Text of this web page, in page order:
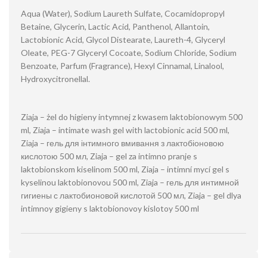
Aqua (Water), Sodium Laureth Sulfate, Cocamidopropyl
Betaine, Glycerin, Lactic Acid, Panthenol, Allantoin,
Lactobionic Acid, Glycol Distearate, Laureth-4, Glyceryl
Oleate, PEG-7 Glyceryl Cocoate, Sodium Chloride, Sodium
Benzoate, Parfum (Fragrance), Hexyl Cinnamal, Linalool,
Hydroxycitronellal.
Ziaja – żel do higieny intymnej z kwasem laktobionowym 500
ml, Ziaja – intimate wash gel with lactobionic acid 500 ml,
Ziaja – гель для інтимного вмивання з лактобіоновою
кислотою 500 мл, Ziaja – gel za intimno pranje s
laktobionskom kiselinom 500 ml, Ziaja – intimní mycí gel s
kyselinou laktobionovou 500 ml, Ziaja – гель для интимной
гигиены с лактобионовой кислотой 500 мл, Ziaja – gel dlya
intimnoy gigieny s laktobionovoy kislotoy 500 ml